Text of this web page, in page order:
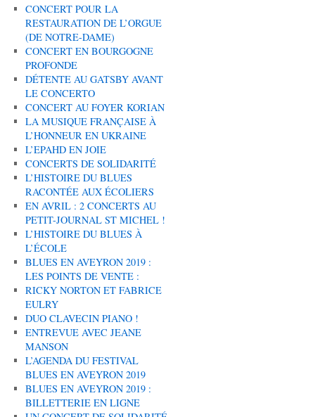
CONCERT POUR LA
RESTAURATION DE L’ORGUE
(DE NOTRE-DAME)
CONCERT EN BOURGOGNE
PROFONDE
DÉTENTE AU GATSBY AVANT
LE CONCERTO
CONCERT AU FOYER KORIAN
LA MUSIQUE FRANÇAISE À
L’HONNEUR EN UKRAINE
L’EPAHD EN JOIE
CONCERTS DE SOLIDARITÉ
L’HISTOIRE DU BLUES
RACONTÉE AUX ÉCOLIERS
EN AVRIL : 2 CONCERTS AU
PETIT-JOURNAL ST MICHEL !
L’HISTOIRE DU BLUES À
L’ÉCOLE
BLUES EN AVEYRON 2019 :
LES POINTS DE VENTE :
RICKY NORTON ET FABRICE
EULRY
DUO CLAVECIN PIANO !
ENTREVUE AVEC JEANE
MANSON
L’AGENDA DU FESTIVAL
BLUES EN AVEYRON 2019
BLUES EN AVEYRON 2019 :
BILLETTERIE EN LIGNE